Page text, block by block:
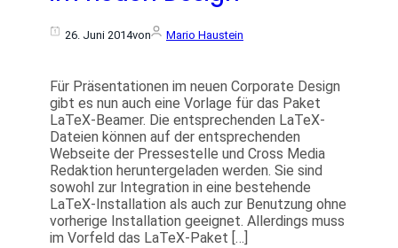
26. Juni 2014von Mario Haustein
Für Präsentationen im neuen Corporate Design
gibt es nun auch eine Vorlage für das Paket
LaTeX-Beamer. Die entsprechenden LaTeX-
Dateien können auf der entsprechenden
Webseite der Pressestelle und Cross Media
Redaktion heruntergeladen werden. Sie sind
sowohl zur Integration in eine bestehende
LaTeX-Installation als auch zur Benutzung ohne
vorherige Installation geeignet. Allerdings muss
im Vorfeld das LaTeX-Paket […]